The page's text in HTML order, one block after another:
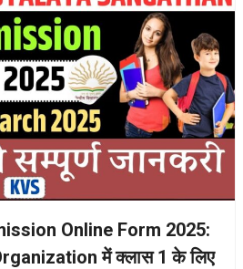
Online Form 2025:
में क्लास 1 के लिए